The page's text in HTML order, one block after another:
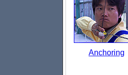
Anchoring